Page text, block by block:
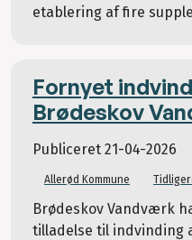
etablering af fire
Fornyet
Brødeskov
Publiceret 21-04-2026
Allerød Kommune
Brødeskov Vandværk
tilladelse til indvinding